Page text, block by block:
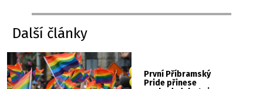
Další články
První Příbramský
Pride přinese